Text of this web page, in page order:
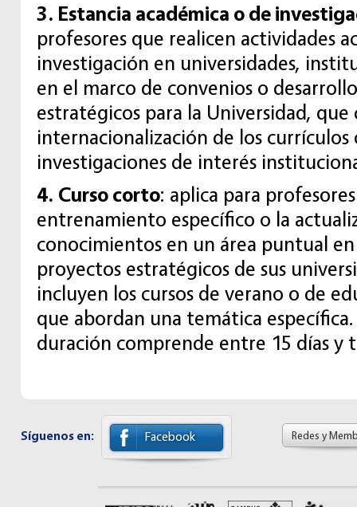
3. Estancia académica o de
profesores que realicen actividades
investigación en universidades,
en el marco de convenios o
estratégicos para la Universidad,
internacionalización de los currículos
investigaciones de interés
4. Curso corto: aplica para
entrenamiento específico o la
conocimientos en un área puntual
proyectos estratégicos de sus
incluyen los cursos de verano o de
que abordan una temática
duración comprende entre 15 días y
Síguenos en: Facebook Redes y